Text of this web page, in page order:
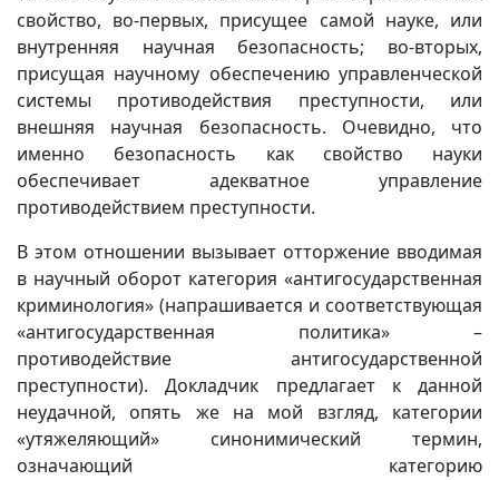
свойство, во-первых, присущее самой науке, или
внутренняя научная безопасность; во-вторых,
присущая научному обеспечению управленческой
системы противодействия преступности, или
внешняя научная безопасность. Очевидно, что
именно безопасность как свойство науки
обеспечивает адекватное управление
противодействием преступности.
В этом отношении вызывает отторжение вводимая
в научный оборот категория «антигосударственная
криминология» (напрашивается и соответствующая
«антигосударственная политика» –
противодействие антигосударственной
преступности). Докладчик предлагает к данной
неудачной, опять же на мой взгляд, категории
«утяжеляющий» синонимический термин,
означающий категорию